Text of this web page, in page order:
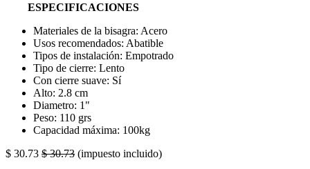
ESPECIFICACIONES
Materiales de la bisagra: Acero
Usos recomendados: Abatible
Tipos de instalación: Empotrado
Tipo de cierre: Lento
Con cierre suave: Sí
Alto: 2.8 cm
Diametro: 1"
Peso: 110 grs
Capacidad máxima: 100kg
$ 30.73 $30.73 (impuesto incluido)